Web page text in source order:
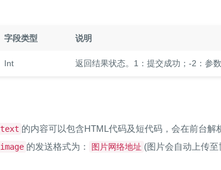
字段类型 说明
Int 返回结果状态。1：提交成功；-2：参
text 的内容可以包含HTML代码及短代码，会在前台解
image 的发送格式为： 图片网络地址 (图片会自动上传